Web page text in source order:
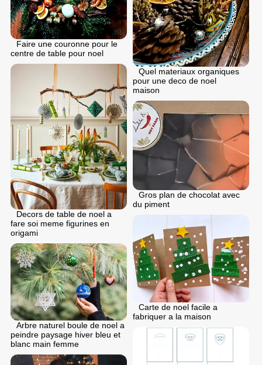
Faire une couronne pour le
centre de table pour noel
Quel materiaux organiques
pour une deco de noel
maison
Decors de table de noel a
fare soi meme figurines en
origami
Gros plan de chocolat avec
du piment
Carte de noel facile a
fabriquer a la maison
Arbre naturel boule de noel a
peindre paysage hiver bleu et
blanc main femme